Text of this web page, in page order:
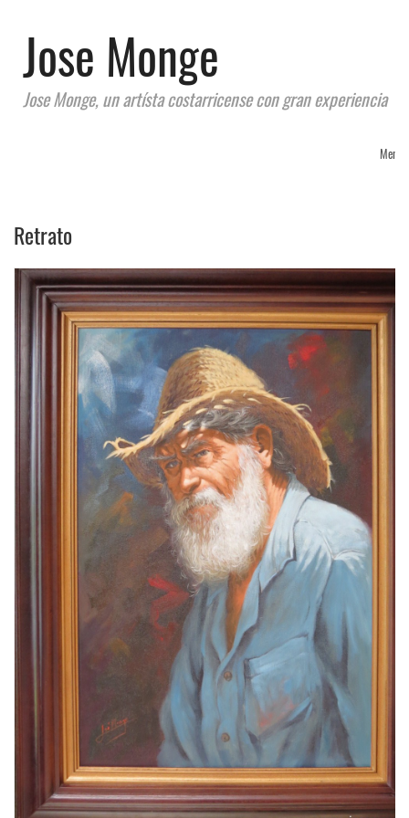
Jose Monge
Jose Monge, un artísta costarricense con gran experiencia
Menu
Retrato